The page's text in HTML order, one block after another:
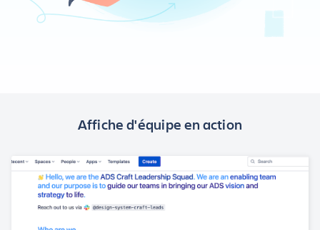
Affiche d'équipe en action